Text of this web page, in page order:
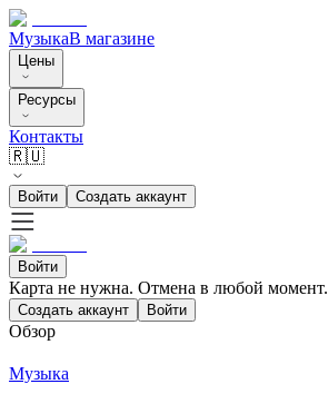
МузыкаВ магазине
Цены
Ресурсы
Контакты
🇷🇺
Войти Создать аккаунт
Войти
Карта не нужна. Отмена в любой момент.
Создать аккаунт Войти
Обзор
Музыка